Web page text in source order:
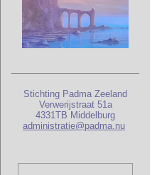
Stichting Padma Zeeland
Verwerijstraat 51a
4331TB Middelburg
administratie@padma.nu